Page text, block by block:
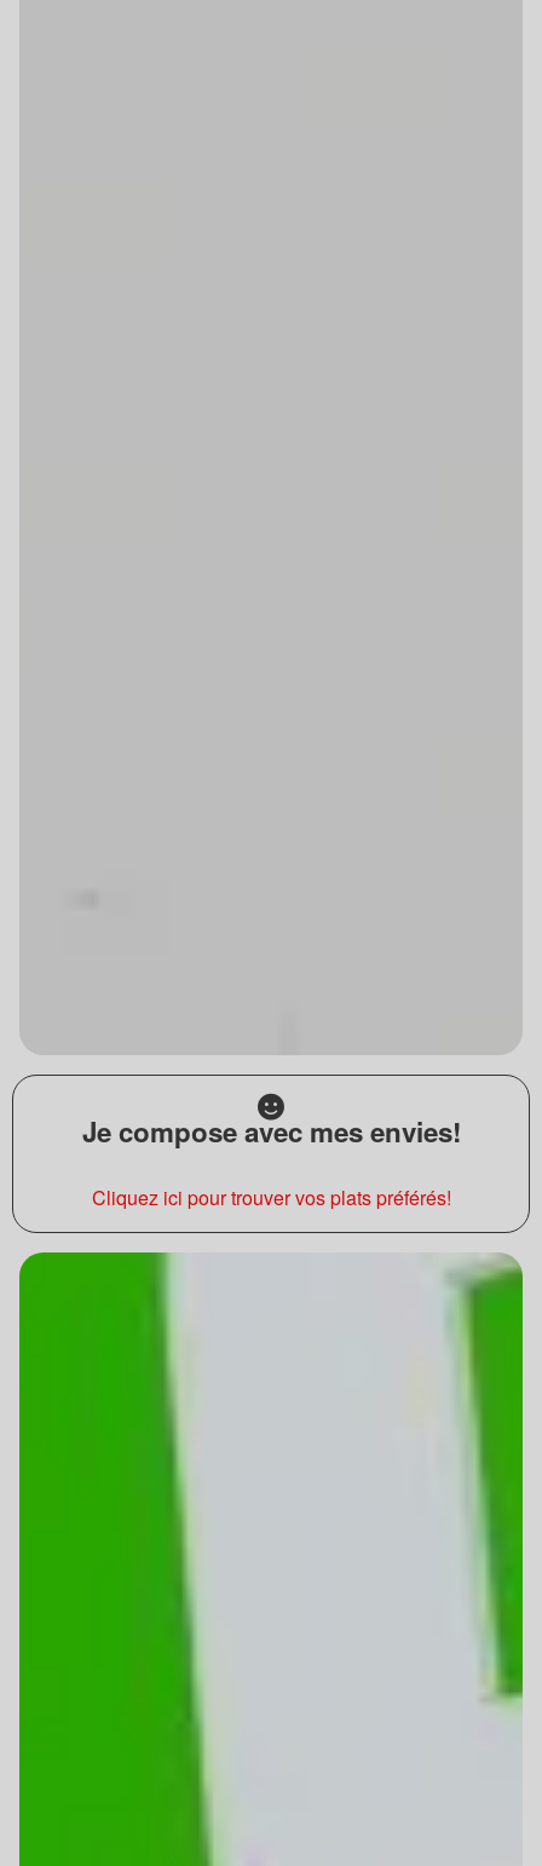
Je compose avec mes envies!
Cliquez ici pour trouver vos plats préférés!